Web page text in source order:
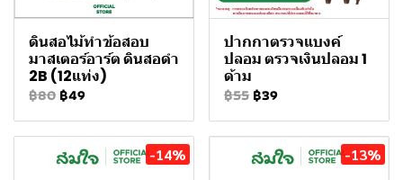
ดินสอไม้ทําข้อสอบ
มาสเตอร์อาร์ต ดินสอดำ
2B (12แท่ง)
฿80 ฿49
ปากกาตรวจแบงค์
ปลอม ตรวจเงินปลอม 1
ด้าม
฿55 ฿39
-14% -13%